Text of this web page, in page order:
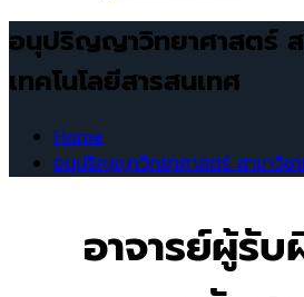
อนุปริญญาวิทยาศาสตร์ ส
เทคโนโลยีสารสนเทศ
Home
อนุปริญญาวิทยาศาสตร์ สาขาวิชา
อาจารย์ผู้รั